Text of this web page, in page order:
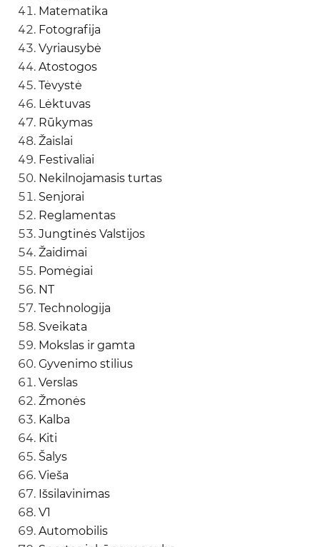
Matematika
Fotografija
Vyriausybė
Atostogos
Tėvystė
Lėktuvas
Rūkymas
Žaislai
Festivaliai
Nekilnojamasis turtas
Senjorai
Reglamentas
Jungtinės Valstijos
Žaidimai
Pomėgiai
NT
Technologija
Sveikata
Mokslas ir gamta
Gyvenimo stilius
Verslas
Žmonės
Kalba
Kiti
Šalys
Vieša
Išsilavinimas
V1
Automobilis